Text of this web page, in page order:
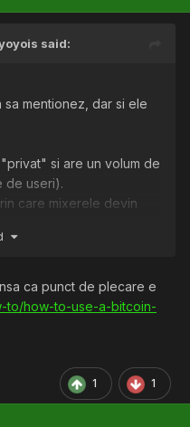
said:
mentionez, dar si ele
si are un volum de
de useri).
care mixerele devin
pt spalat banii prin
ci doar ingreuneaza
Mixerele utilizate
de care se
ca punct de plecare e
to/how-to-use-a-bitcoin-
1 1